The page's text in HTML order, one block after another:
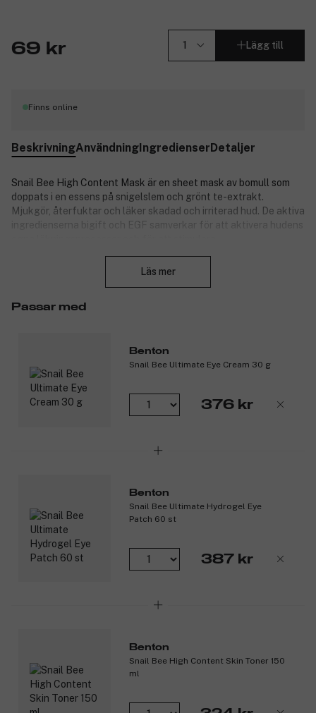
69 kr Lägg till
Finns online
BeskrivningAnvändningIngredienserDetaljer
Snail Bee High Content Mask är en sheet mask av bomull som
doppats i en essens på snigelslem och grönt te-extrakt.
Mjukgör, återfuktar och läker skadad och irriterad hud. De aktiva
ingredienserna bigift och EGF samverkar för att aktivera hudens
känslig och aknebenägen hud. Perfekt när du vill lindra akne
Huvudingredienserna är:
antiinflammatorisk, bakteriedödande, läkande och
fuktgivande effekt på alla hudtyper, inklusive känslig och
aknebenägen hud.
Bigift: reparerar huden och motverkar ålderstecken.
Giftet lurar huden att tro att den blivit stucken av ett bi,
effektivt mot hyperpigmentering och akneärr.
ålderstecken genom att stimulera cellförnyelsen.
Aloe vera-juice: svalkar, läker samt lindrar irritation och
inflammationer.
Grönt te-extrakt: rikt på antioxidanter, dämpar
inflammationer.
Läs mer
Passar med
Benton
Snail Bee Ultimate Eye Cream 30 g
376 kr
Benton
Snail Bee Ultimate Hydrogel Eye
Patch 60 st
387 kr
Benton
Snail Bee High Content Skin Toner 150
ml